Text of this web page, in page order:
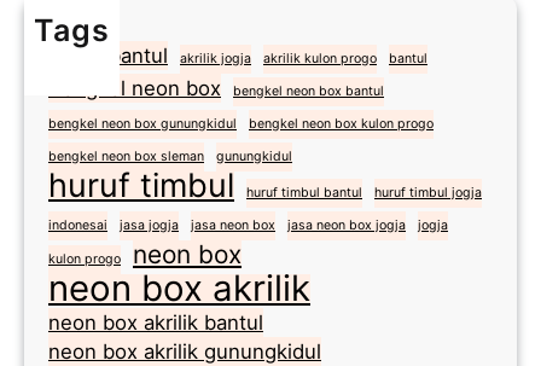
Tags
akrilik bantul akrilik jogja akrilik kulon progo bantul
Bengkel neon box bengkel neon box bantul
bengkel neon box gunungkidul bengkel neon box kulon progo
bengkel neon box sleman gunungkidul
huruf timbul huruf timbul bantul huruf timbul jogja
indonesai jasa jogja jasa neon box jasa neon box jogja jogja
kulon progo neon box
neon box akrilik
neon box akrilik bantul
neon box akrilik gunungkidul